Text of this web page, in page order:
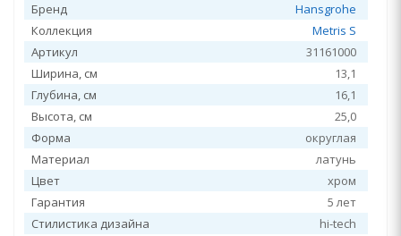
Бренд
Hansgrohe
Коллекция
Metris S
Артикул
31161000
Ширина, см
13,1
Глубина, см
16,1
Высота, см
25,0
Форма
округлая
Материал
латунь
Цвет
хром
Гарантия
5 лет
Стилистика дизайна
hi-tech